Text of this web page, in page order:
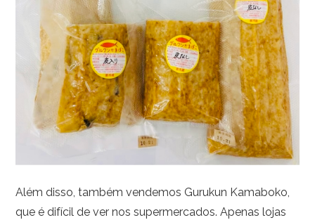
Além disso, também vendemos Gurukun Kamaboko,
que é difícil de ver nos supermercados. Apenas lojas